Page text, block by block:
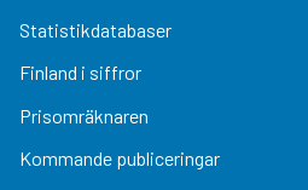
Statistikdatabaser
Finland i siffror
Prisomräknaren
Kommande publiceringar